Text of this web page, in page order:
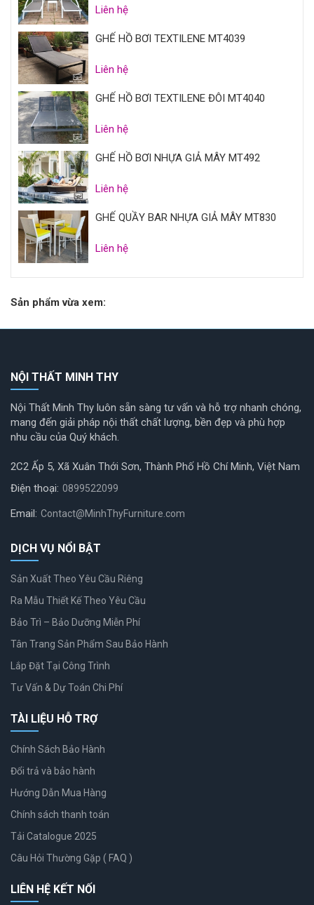
Liên hệ
GHẾ HỒ BƠI TEXTILENE MT4039
Liên hệ
GHẾ HỒ BƠI TEXTILENE ĐÔI MT4040
Liên hệ
GHẾ HỒ BƠI NHỰA GIẢ MÂY MT492
Liên hệ
GHẾ QUẦY BAR NHỰA GIẢ MÂY MT830
Liên hệ
Sản phẩm vừa xem:
NỘI THẤT MINH THY
Nội Thất Minh Thy luôn sẵn sàng tư vấn và hỗ trợ nhanh chóng,
mang đến giải pháp nội thất chất lượng, bền đẹp và phù hợp
nhu cầu của Quý khách.
2C2 Ấp 5, Xã Xuân Thới Sơn, Thành Phố Hồ Chí Minh, Việt Nam
Điện thoại: 0899522099
Email: Contact@MinhThyFurniture.com
DỊCH VỤ NỔI BẬT
Sản Xuất Theo Yêu Cầu Riêng
Ra Mẫu Thiết Kế Theo Yêu Cầu
Bảo Trì – Bảo Dưỡng Miễn Phí
Tân Trang Sản Phẩm Sau Bảo Hành
Lắp Đặt Tại Công Trình
Tư Vấn & Dự Toán Chi Phí
TÀI LIỆU HỖ TRỢ
Chính Sách Bảo Hành
Đổi trả và bảo hành
Hướng Dẫn Mua Hàng
Chính sách thanh toán
Tải Catalogue 2025
Câu Hỏi Thường Gặp ( FAQ )
LIÊN HỆ KẾT NỐI